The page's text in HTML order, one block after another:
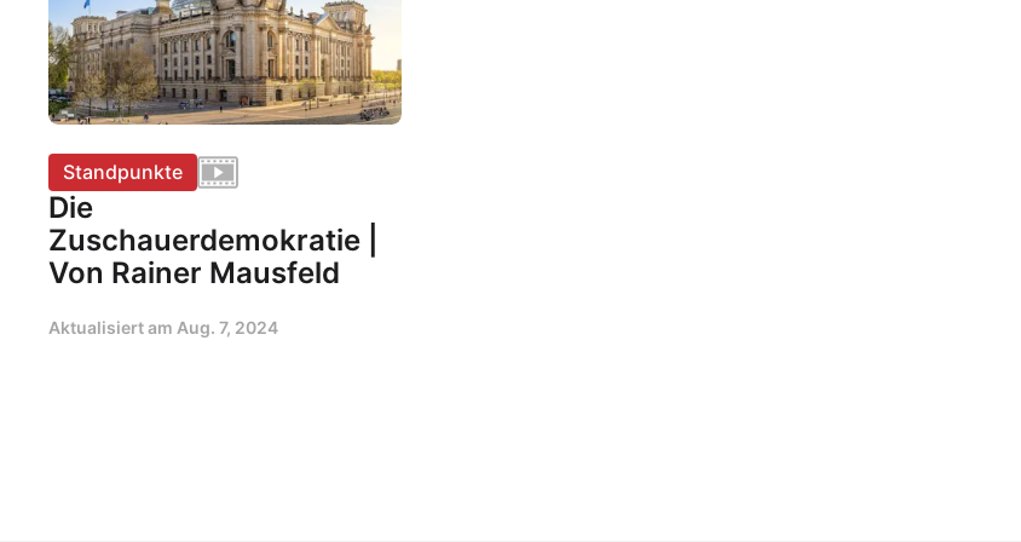
Standpunkte
Die
Zuschauerdemokratie |
Von Rainer Mausfeld
Aktualisiert am Aug. 7, 2024